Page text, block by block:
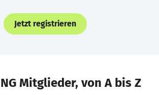
Jetzt registrieren
Mitglieder, von A bis Z